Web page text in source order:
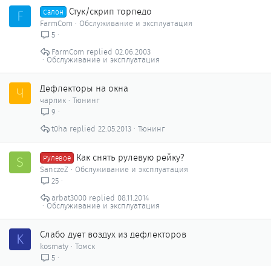
F Салон Стук/скрип торпедо
FarmCom
Обслуживание и эксплуатация
5
Обслуживание и эксплуатация
02.06.2003
FarmCom
Ч Дефлекторы на окна
чарлик Тюнинг
9
Тюнинг
22.05.2013
t0ha
S Рулевое Как снять рулевую рейку?
SanczeZ
Обслуживание и эксплуатация
25
Обслуживание и эксплуатация
08.11.2014
arbat3000
K Слабо дует воздух из дефлекторов
kosmaty Томск
5